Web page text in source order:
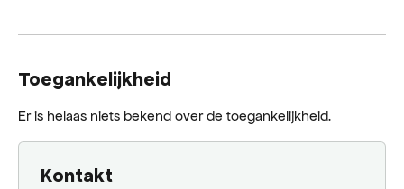
Toegankelijkheid
Er is helaas niets bekend over de toegankelijkheid.
Kontakt